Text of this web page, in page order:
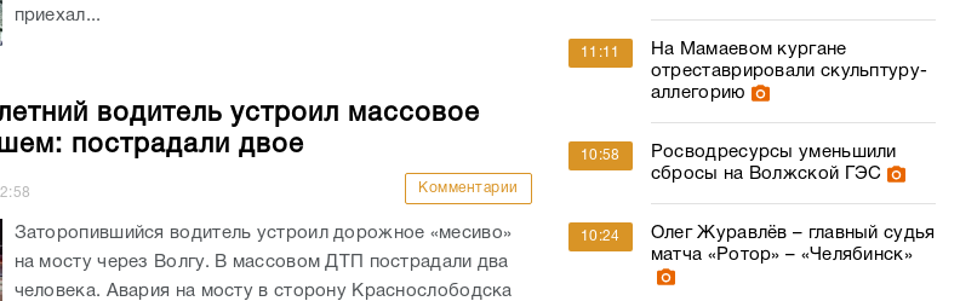
приехал...
водитель устроил массовое
пострадали двое
Комментарии
Заторопившийся водитель устроил дорожное «месиво»
на мосту через Волгу. В массовом ДТП пострадали два
человека. Авария на мосту в сторону Краснослободска
11:11
На Мамаевом кургане
отреставрировали скульптуру-
аллегорию
10:58
Росводресурсы уменьшили
сбросы на Волжской ГЭС
10:24
Олег Журавлёв – главный судья
матча «Ротор» – «Челябинск»